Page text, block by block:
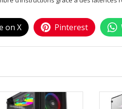
on X Pinterest